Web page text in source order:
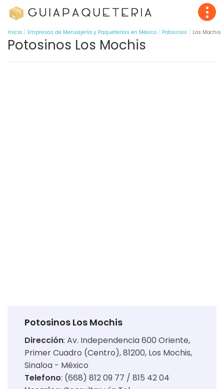
Inicio Empresas de Mensajería y Paqueterías en México Potosinos Los Mochis
Potosinos Los Mochis
Potosinos Los Mochis
Dirección: Av. Independencia 600 Oriente,
Primer Cuadro (Centro), 81200, Los Mochis,
Sinaloa - México
Telefono: (668) 812 09 77 / 815 42 04